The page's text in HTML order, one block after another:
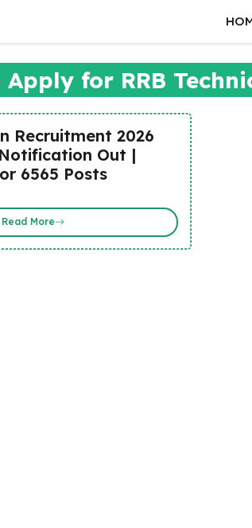
for RRB
Recruitment 2026
Out |
6565 Posts
Read More